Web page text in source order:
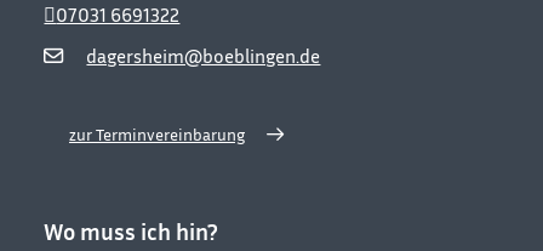
dagersheim@boeblingen.de
07031 6691322
zur Terminvereinbarung
Wo muss ich hin?